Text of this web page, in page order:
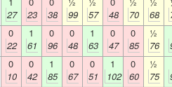
27
23
38
99
57
48
70
68
0
22
1
61
0
96
0
48
1
63
0
47
0
85
½
76
0
10
0
42
1
85
0
67
0
51
1
102
0
60
½
75